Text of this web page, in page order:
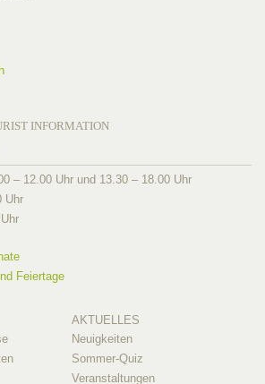
INFORMATION
– 12.00 Uhr und 13.30 – 18.00 Uhr
Uhr
Feiertage
AKTUELLES
Neuigkeiten
Sommer-Quiz
Veranstaltungen